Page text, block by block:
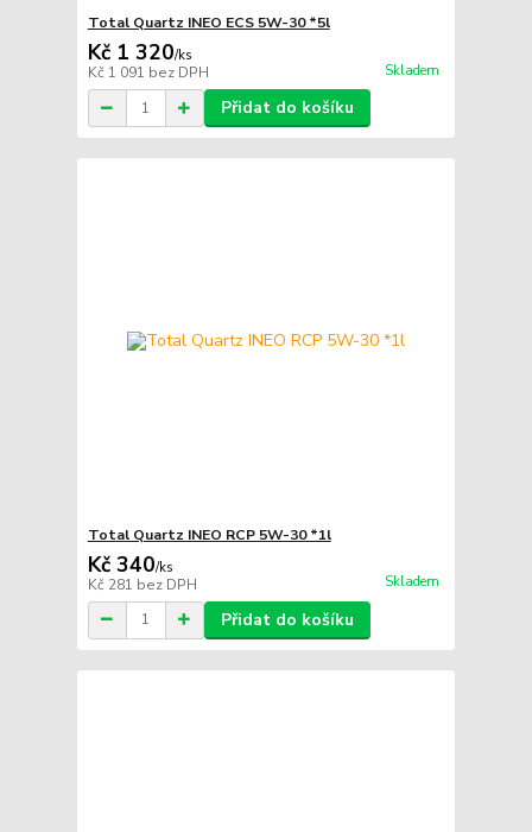
Total Quartz INEO ECS 5W-30 *5l
Kč 1 320/ks
Kč 1 091 bez DPH Skladem
Přidat do košíku
Total Quartz INEO RCP 5W-30 *1l
Kč 340/ks
Kč 281 bez DPH Skladem
Přidat do košíku